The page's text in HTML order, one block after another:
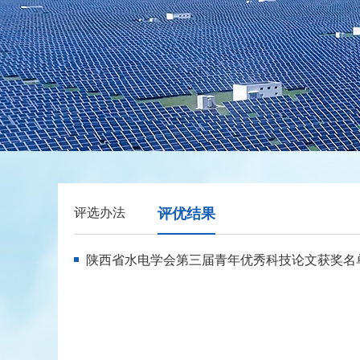
评选办法 评优结果
陕西省水电学会第三届青年优秀科技论文获奖名